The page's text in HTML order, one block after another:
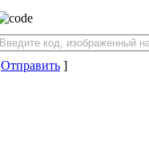
Отправить ]